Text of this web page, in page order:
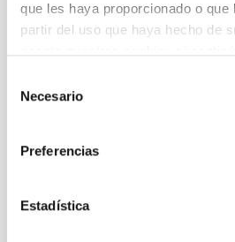
que les haya proporcionado o que
partir del uso que haya hecho de
Necesario
Preferencias
Estadística
A partir de 16 años
Horarios
Viernes y sábado a las 19 h
Domingo a las 18 h
1 h
Edad recomendada